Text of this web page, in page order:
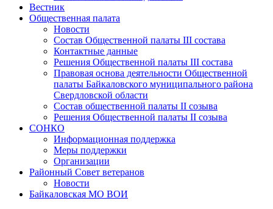
Вестник
Общественная палата
Новости
Состав Общественной палаты III состава
Контактные данные
Решения Общественной палаты III состава
Правовая основа деятельности Общественной
палаты Байкаловского муниципального района
Свердловской области
Состав общественной палаты II созыва
Решения Общественной палаты II созыва
СОНКО
Информационная поддержка
Меры поддержки
Организации
Районный Совет ветеранов
Новости
Байкаловская МО ВОИ